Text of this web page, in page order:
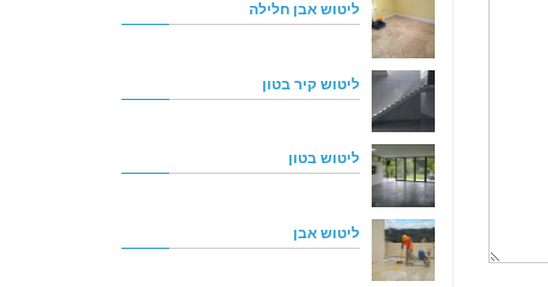
ליטוש אבן חלילה
ליטוש קיר בטון
ליטוש בטון
ליטוש אבן